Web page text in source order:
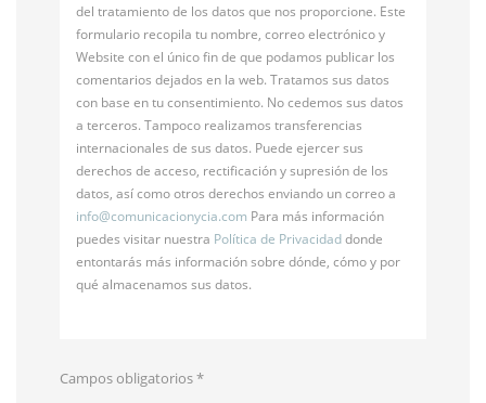
del tratamiento de los datos que nos proporcione. Este
formulario recopila tu nombre, correo electrónico y
Website con el único fin de que podamos publicar los
comentarios dejados en la web. Tratamos sus datos
con base en tu consentimiento. No cedemos sus datos
a terceros. Tampoco realizamos transferencias
internacionales de sus datos. Puede ejercer sus
derechos de acceso, rectificación y supresión de los
datos, así como otros derechos enviando un correo a
info@comunicacionycia.com Para más información
puedes visitar nuestra Política de Privacidaddonde
entontarás más información sobre dónde, cómo y por
qué almacenamos sus datos.
Campos obligatorios*